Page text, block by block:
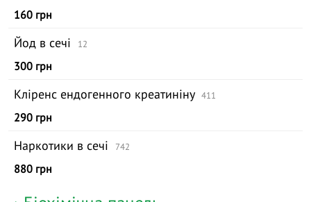
160 грн
Йод в сечі 12
300 грн
Кліренс ендогенного креатиніну 411
290 грн
Наркотики в сечі 742
880 грн